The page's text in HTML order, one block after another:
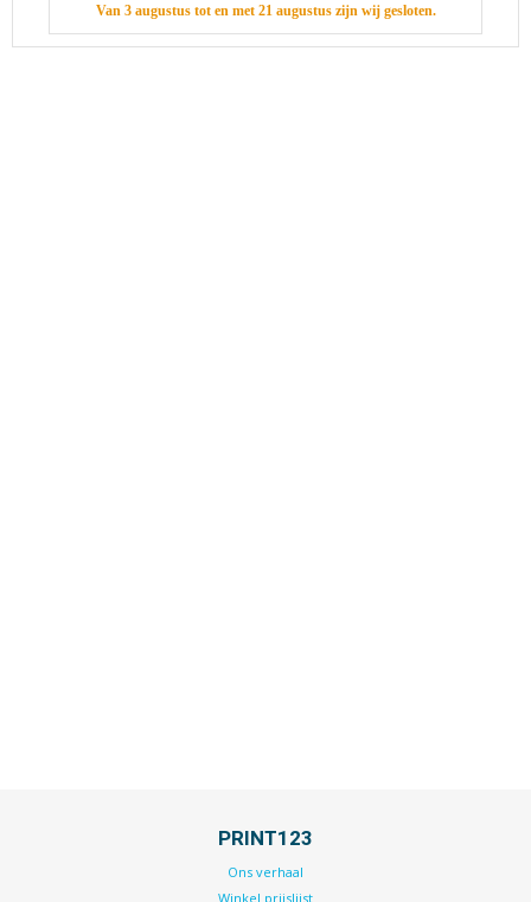
Van 3 augustus tot en met 21 augustus zijn wij gesloten.
PRINT123
Ons verhaal
Winkel prijslijst